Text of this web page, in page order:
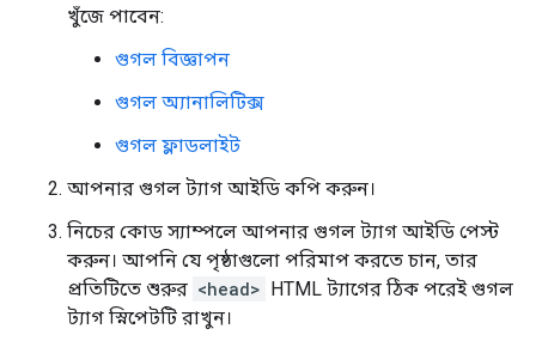
খুঁজে পাবেন:
গুগল বিজ্ঞাপন
গুগল অ্যানালিটিক্স
গুগল ফ্লাডলাইট
আপনার গুগল ট্যাগ আইডি কপি করুন।
নিচের কোড স্যাম্পলে আপনার গুগল ট্যাগ আইডি পেস্ট
করুন। আপনি যে পৃষ্ঠাগুলো পরিমাপ করতে চান, তার
প্রতিটিতে শুরুর <head> HTML ট্যাগের ঠিক পরেই গুগল
ট্যাগ স্নিপেটটি রাখুন।